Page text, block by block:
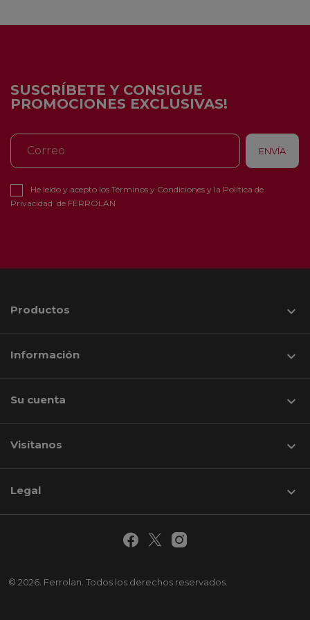
SUSCRÍBETE Y CONSIGUE
PROMOCIONES EXCLUSIVAS!
He leído y acepto los Términos y Condiciones y la Política de
Privacidad de FERROLAN
Productos 
Información 
Su cuenta 
Visítanos keyboard_arrow_down
© 2026. Ferrolan. Todos los derechos reservados.
Legal 